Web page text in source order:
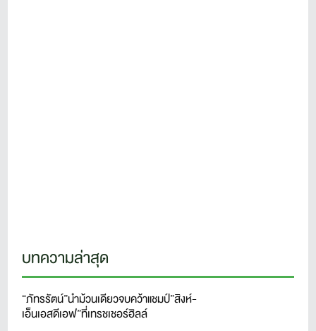
บทความล่าสุด
“ภัทรรัตน์”นำม้วนเดียวจบคว้าแชมป์”สิงห์-
เอ็นเอสดีเอฟ”ที่เทรชเชอร์ฮิลล์